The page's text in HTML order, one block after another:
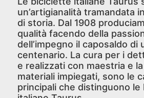
un’artigianalità tramandata
di storia. Dal 1908
qualità facendo della
dell’impegno il caposaldo di
centenario. La cura per i
e realizzati con maestria e
materiali impiegati, sono le
principali che distinguono le